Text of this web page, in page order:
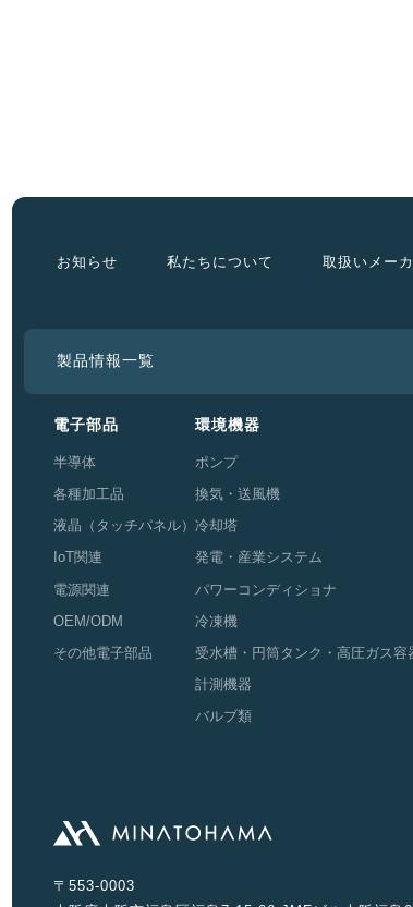
お知らせ 私たちについて 取扱いメー
製品情報一覧
電子部品
半導体
各種加工品
液晶（タッチパネル）
IoT関連
電源関連
OEM/ODM
その他電子部品
環境機器
ポンプ
換気・送風機
冷却塔
発電・産業システム
パワーコンディショナ
冷凍機
受水槽・円筒タンク・高圧ガス容
計測機器
バルブ類
〒553-0003